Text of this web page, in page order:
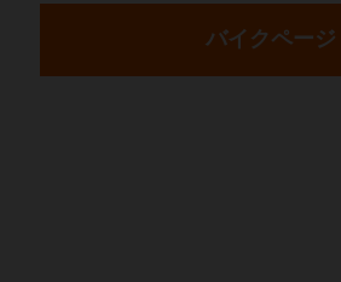
バイクページ